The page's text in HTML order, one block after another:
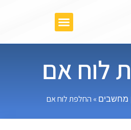
לוח אם
מחשבים » החלפת לוח אם